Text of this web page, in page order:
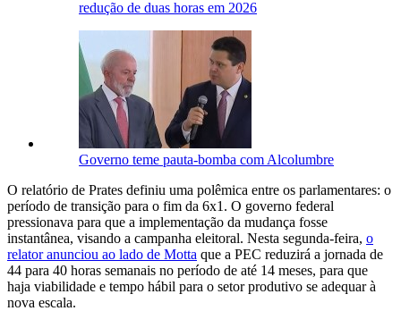
redução de duas horas em 2026
Governo teme pauta-bomba com Alcolumbre
O relatório de Prates definiu uma polêmica entre os parlamentares: o
período de transição para o fim da 6x1. O governo federal
pressionava para que a implementação da mudança fosse
instantânea, visando a campanha eleitoral. Nesta segunda-feira, o
relator anunciou ao lado de Motta que a PEC reduzirá a jornada de
44 para 40 horas semanais no período de até 14 meses, para que
haja viabilidade e tempo hábil para o setor produtivo se adequar à
nova escala.